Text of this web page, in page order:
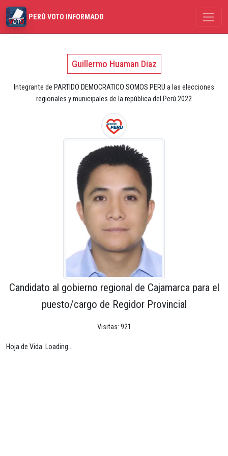
PERÚ VOTO INFORMADO
Guillermo Huaman Diaz
Integrante de PARTIDO DEMOCRATICO SOMOS PERU a las elecciones
regionales y municipales de la república del Perú 2022
Candidato al gobierno regional de Cajamarca para el
puesto/cargo de Regidor Provincial
Visitas: 921
Hoja de Vida: Loading...